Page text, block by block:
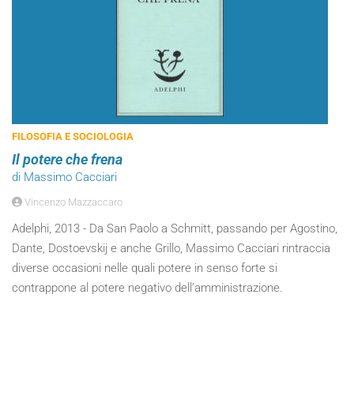
FILOSOFIA E SOCIOLOGIA
Il potere che frena
di Massimo Cacciari
Vincenzo Mazzaccaro
Adelphi, 2013 - Da San Paolo a Schmitt, passando per Agostino,
Dante, Dostoevskij e anche Grillo, Massimo Cacciari rintraccia
diverse occasioni nelle quali potere in senso forte si
contrappone al potere negativo dell’amministrazione.